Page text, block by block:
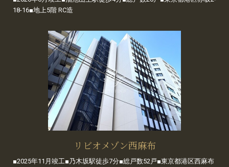
18-16■地上5階 RC造
リビオメゾン西麻布
■2025年11月竣工■乃木坂駅徒歩7分■総戸数52戸■東京都港区西麻布